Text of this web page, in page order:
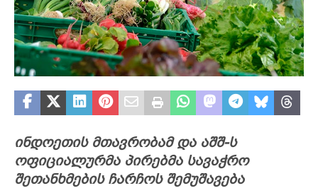
ინდოეთის მთავრობამ და აშშ-ს
ოფიციალურმა პირებმა სავაჭრო
შეთანხმების ჩარჩოს შემუშავება